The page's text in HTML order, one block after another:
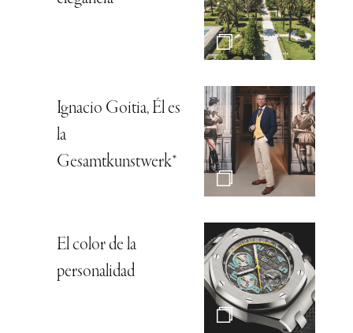
Ignacio Goitia, Él es
la
Gesamtkunstwerk*
El color de la
personalidad